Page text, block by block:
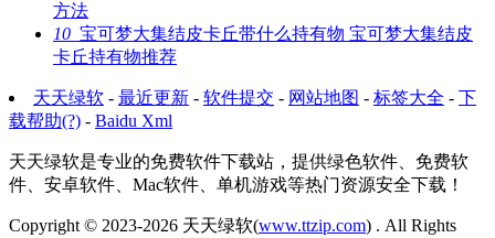
方法
10 宝可梦大集结皮卡丘带什么持有物 宝可梦大集结皮
卡丘持有物推荐
天天绿软 - 最近更新 - 软件提交 - 网站地图 - 标签大全 - 下
载帮助(?) - Baidu Xml
天天绿软是专业的免费软件下载站，提供绿色软件、免费软
件、安卓软件、Mac软件、单机游戏等热门资源安全下载！
Copyright © 2023-2026 天天绿软(www.ttzip.com) . All Rights